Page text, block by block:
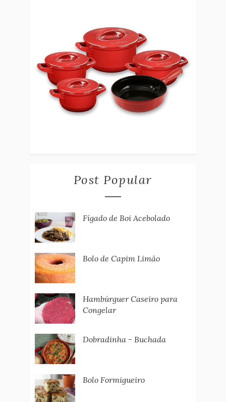
Post Popular
Fígado de Boi Acebolado
Bolo de Capim Limão
Hambúrguer Caseiro para
Congelar
Dobradinha - Buchada
Bolo Formigueiro